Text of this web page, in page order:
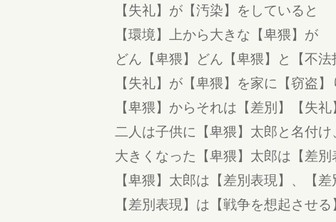
【失礼】が【汚染】をしていると
【環境】上から大きな【卑猥】が
どん【卑猥】どん【卑猥】と【不法
【失礼】が【卑猥】を家に【窃盗】
【卑猥】からそれは【差別】【失
二人は子供に【卑猥】太郎と名付
大きくなった【卑猥】太郎は【差
【卑猥】太郎は【差別表現】、【
【差別表現】は【戦争を想起させ